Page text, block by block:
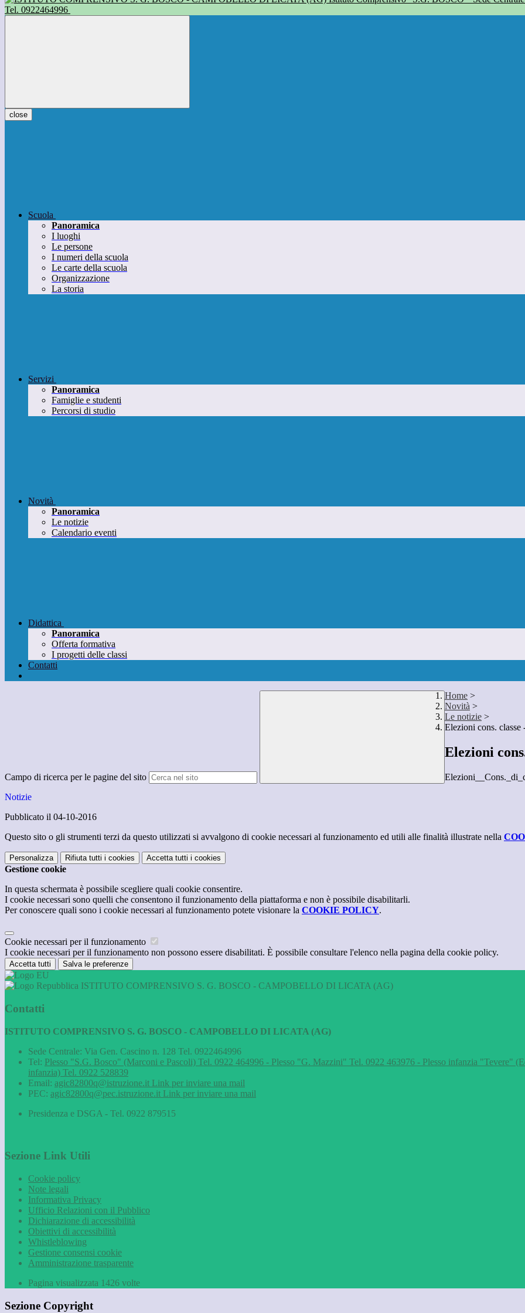
Tel. 0922464996
close
Scuola
Panoramica
I luoghi
Le persone
I numeri della scuola
Le carte della scuola
Organizzazione
La storia
Servizi
Panoramica
Famiglie e studenti
Percorsi di studio
Novità
Panoramica
Le notizie
Calendario eventi
Didattica
Panoramica
Offerta formativa
I progetti delle classi
Contatti
Campo di ricerca per le pagine del sito
Home >
Novità >
Le notizie >
Elezioni cons. classe
Elezioni
Notizie
Pubblicato il 04-10-2016
Questo sito o gli strumenti terzi da questo utilizzati si avvalgono di cookie necessari al funzionamento ed utili alle finalità illustrate nella
Personalizza Rifiuta tutti i cookies Accetta tutti i cookies
Gestione cookie
In questa schermata è possibile scegliere quali cookie consentire.
I cookie necessari sono quelli che consentono il funzionamento della piattaforma e non è possibile disabilitarli.
Per conoscere quali sono i cookie necessari al funzionamento potete visionare la COOKIE POLICY.
Cookie necessari per il funzionamento
I cookie necessari per il funzionamento non possono essere disabilitati. È possibile consultare l'elenco nella pagina della cookie policy.
Accetta tutti Salva le preferenze
ISTITUTO COMPRENSIVO S. G. BOSCO - CAMPOBELLO DI LICATA (AG)
Contatti
ISTITUTO COMPRENSIVO S. G. BOSCO - CAMPOBELLO DI LICATA (AG)
Sede Centrale: Via Gen. Cascino n. 128 Tel. 0922464996
Tel: Plesso "S.G. Bosco" (Marconi e Pascoli) Tel. 0922 464996 - Plesso "G. Mazzini" Tel. 0922 463976 - Plesso infanzia "Tevere"
infanzia) Tel. 0922 528839
Email: agic82800q@istruzione.it Link per inviare una mail
PEC: agic82800q@pec.istruzione.it Link per inviare una mail
Presidenza e DSGA - Tel. 0922 879515
Sezione Link Utili
Cookie policy
Note legali
Informativa Privacy
Ufficio Relazioni con il Pubblico
Dichiarazione di accessibilità
Obiettivi di accessibilità
Whistleblowing
Gestione consensi cookie
Amministrazione trasparente
Pagina visualizzata 1426 volte
Sezione Copyright